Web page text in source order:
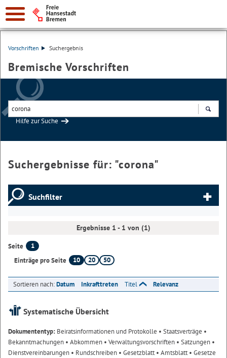
Vorschriften Suchergebnis
Bremische Vorschriften
Hilfe zur Suche
Suchergebnisse für: "corona"
Suchfilter
Ergebnisse 1 - 1 von (1)
Seite
1
Einträge pro Seite
10 20 50
Sortieren nach:Datum Inkrafttreten Titel Relevanz
Systematische Übersicht
Dokumententyp: Beiratsinformationen und Protokolle • Staatsverträge •
Bekanntmachungen • Abkommen • Verwaltungsvorschriften • Satzungen •
Dienstvereinbarungen • Rundschreiben • Gesetzblatt• Amtsblatt• Gesetze